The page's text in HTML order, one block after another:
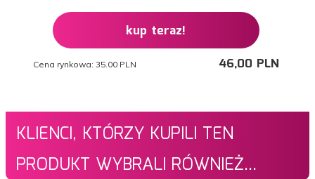
kup teraz!
46,00 PLN
Cena rynkowa: 35.00 PLN
KLIENCI, KTÓRZY KUPILI TEN
PRODUKT WYBRALI RÓWNIEŻ...